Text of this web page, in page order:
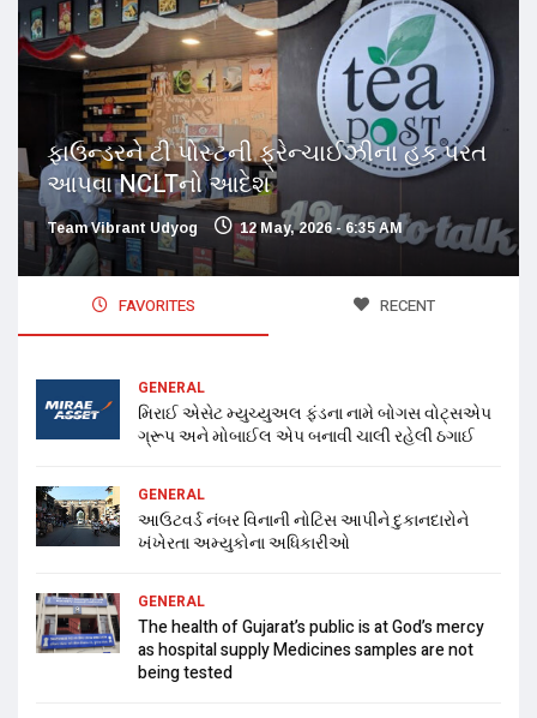
ફાઉન્ડરને ટી પોસ્ટની ફ્રેન્ચાઈઝીના હક પરત
આપવા NCLTનો આદેશ
Team Vibrant Udyog 12 May, 2026 - 6:35 AM
FAVORITES RECENT
GENERAL
મિરાઈ એસેટ મ્યુચ્યુઅલ ફંડના નામે બોગસ વોટ્સએપ
ગ્રૂપ અને મોબાઈલ એપ બનાવી ચાલી રહેલી ઠગાઈ
GENERAL
આઉટવર્ડ નંબર વિનાની નોટિસ આપીને દુકાનદારોને
ખંખેરતા અમ્યુકોના અધિકારીઓ
GENERAL
The health of Gujarat’s public is at God’s mercy
as hospital supply Medicines samples are not
being tested